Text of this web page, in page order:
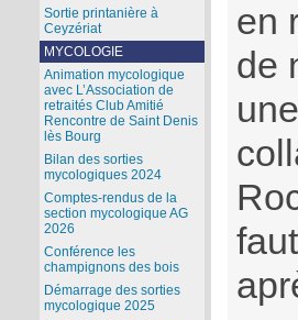
en
de
Sortie printanière à
Ceyzériat
MYCOLOGIE
Animation mycologique
avec L’Association de
retraités Club Amitié
Rencontre de Saint Denis
lès Bourg
Bilan des sorties
mycologiques 2024
Comptes-rendus de la
section mycologique AG
2026
Conférence les
champignons des bois
Démarrage des sorties
mycologique 2025